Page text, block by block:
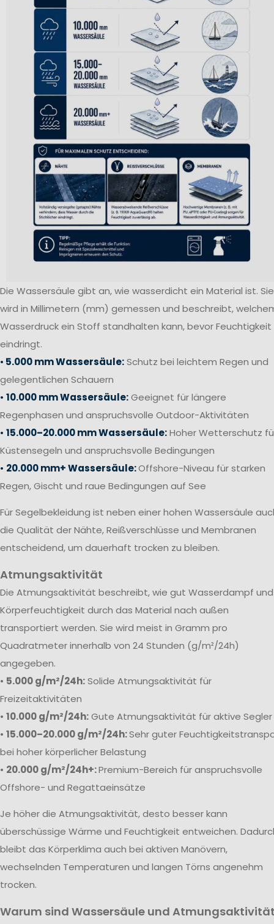
Die Wassersäule gibt an, wie wasserdicht ein Material ist. Sie
wird in Millimetern (mm) gemessen und beschreibt,
Wasserdruck ein Stoff standhalten kann, bevor Feuchtigkeit
eindringt.
• 5.000 mm Wassersäule:Schutz bei leichtem Regen und
gelegentlichen Schauern
• 10.000 mm Wassersäule:Geeignet für längere
Regenphasen und anspruchsvolle Outdoor-Aktivitäten
• 15.000–20.000 mm Wassersäule:Hoher Wetterschutz
Küstensegeln und anspruchsvolle Bedingungen
• 20.000 mm+ Wassersäule:Offshore-Niveau für starken
Regen, Gischt und raue Bedingungen auf See
Für Segelbekleidung ist neben einer hohen Wassersäule
die Qualität der Nähte, Reißverschlüsse und Membranen
entscheidend, um dauerhaft trocken zu bleiben.
Atmungsaktivität
Die Atmungsaktivität beschreibt, wie gut Wasserdampf und
Körperfeuchtigkeit durch das Material nach außen
transportiert werden. Sie wird meist in Gramm pro
Quadratmeter innerhalb von 24 Stunden (g/m²/24h)
angegeben.
• 5.000 g/m²/24h:Solide Atmungsaktivität für
Freizeitaktivitäten
• 10.000 g/m²/24h:Gute Atmungsaktivität für aktive Segler
• 15.000–20.000 g/m²/24h:Sehr guter
bei hoher körperlicher Belastung
• 20.000 g/m²/24h+:Premium-Bereich für anspruchsvolle
Offshore- und Regattaeinsätze
Je höher die Atmungsaktivität, desto besser kann
überschüssige Wärme und Feuchtigkeit entweichen.
bleibt das Körperklima auch bei aktiven Manövern,
wechselnden Temperaturen und langen Törns angenehm
trocken.
Warum sind Wassersäule und